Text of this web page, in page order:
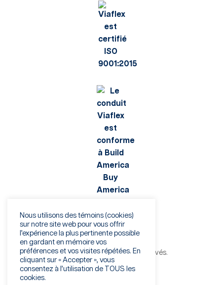
©Viaflex 2026. Tous droits réservés.
Politique de confidentialité
Nous utilisons des témoins (cookies)
sur notre site web pour vous offrir
l’expérience la plus pertinente possible
en gardant en mémoire vos
préférences et vos visites répétées. En
cliquant sur « Accepter », vous
consentez à l’utilisation de TOUS les
cookies.